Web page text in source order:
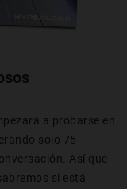
a probarse en
solo 75
Así que
si está